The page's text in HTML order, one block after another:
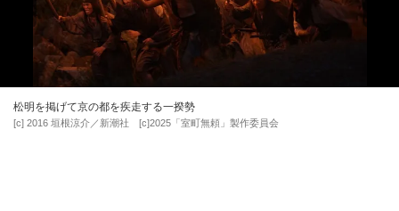
松明を掲げて京の都を疾走する一揆勢
[c] 2016 垣根涼介／新潮社 [c]2025「室町無頼」製作委員会